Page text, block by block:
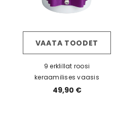
VAATA TOODET
9 erklillat roosi
keraamilises vaasis
49,90 €